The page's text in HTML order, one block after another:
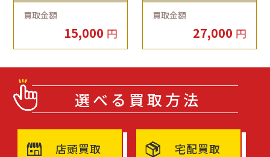
買取金額
15,000 円
買取金額
27,000 円
選べる買取方法
店頭買取 宅配買取